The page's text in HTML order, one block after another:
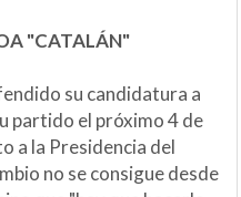
"CATALÁN"
su candidatura a
partido el próximo 4 de
a la Presidencia del
no se consigue desde